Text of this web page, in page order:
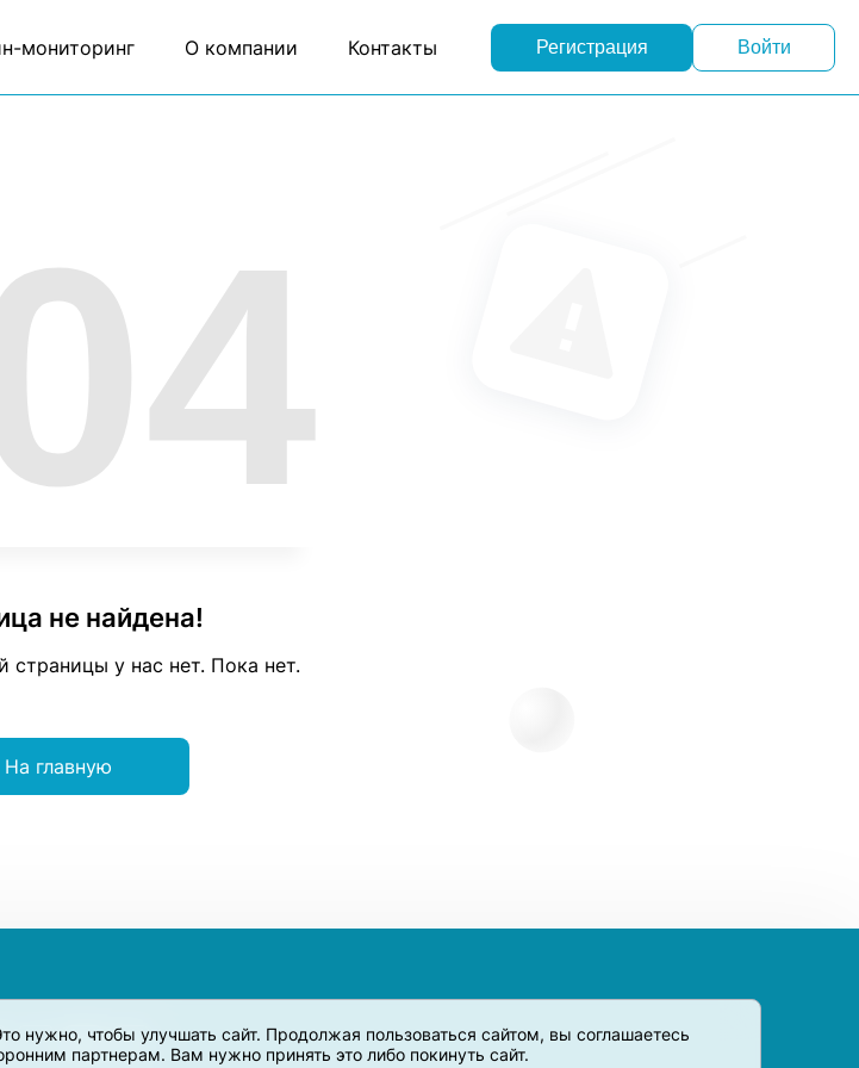
нужно, чтобы улучшать сайт. Продолжая пользоваться сайтом, вы соглашаетесь
партнерам. Вам нужно принять это либо покинуть сайт.
мониторинг О компании Контакты Регистрация Войти
не найдена!
страницы у нас нет. Пока нет.
На главную